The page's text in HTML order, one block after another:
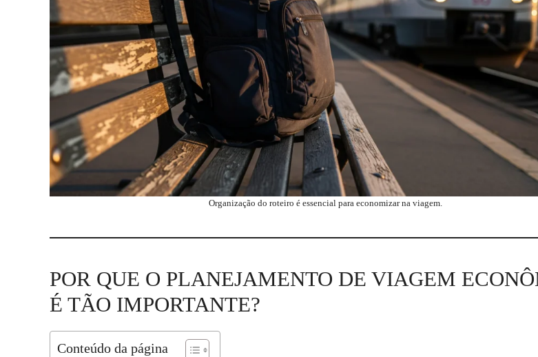
Organização do roteiro é essencial para economizar na viagem.
POR QUE O PLANEJAMENTO DE VIAGEM
É TÃO IMPORTANTE?
Conteúdo da página